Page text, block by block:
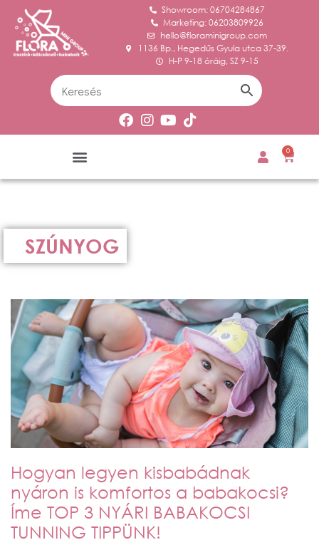
Showroom: 06704284867
Marketing: 06203809926
hello@floraminigroup.com
1136 Bp., Hegedűs Gyula utca 37-39.
H-P 9-18 óráig, SZ 9-15
0
SZÚNYOG
Hogyan legyen kisbabádnak
nyáron is komfortos a babakocsi?
Íme TOP 3 NYÁRI BABAKOCSI
TUNNING TIPPÜNK!